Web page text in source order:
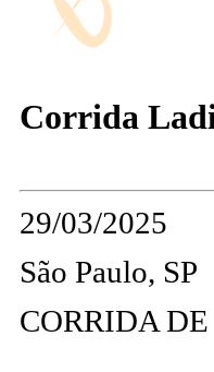
Corrida
29/03/2025
São Paulo, SP
CORRIDA